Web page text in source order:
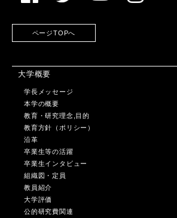
ページTOPへ
大学概要
学長メッセージ
本学の概要
教育・研究理念,目的
教育方針（ポリシー）
沿革
卒業生等の活躍
卒業生インタビュー
組織図・定員
教員紹介
大学評価
公的研究費関連